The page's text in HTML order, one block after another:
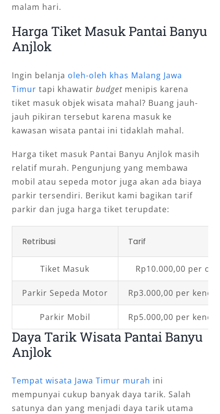
malam hari.
Harga Tiket Masuk Pantai Banyu
Anjlok
Ingin belanja oleh-oleh khas Malang Jawa
Timur tapi khawatir budgetmenipis karena
tiket masuk objek wisata mahal? Buang jauh-
jauh pikiran tersebut karena masuk ke
kawasan wisata pantai ini tidaklah mahal.
Harga tiket masuk Pantai Banyu Anjlok masih
relatif murah. Pengunjung yang membawa
mobil atau sepeda motor juga akan ada biaya
parkir tersendiri. Berikut kami bagikan tarif
parkir dan juga harga tiket terupdate:
Retribusi Tarif
Tiket Masuk Rp10.000,00 per
Parkir Sepeda Motor Rp3.000,00 per
Parkir Mobil Rp5.000,00 per
Daya Tarik Wisata Pantai Banyu
Anjlok
Tempat wisata Jawa Timur murah ini
mempunyai cukup banyak daya tarik. Salah
satunya dan yang menjadi daya tarik utama